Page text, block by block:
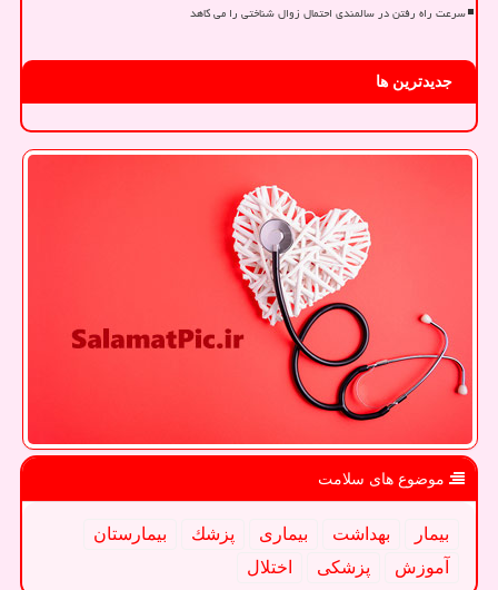
سرعت راه رفتن در سالمندی احتمال زوال شناختی را می کاهد
جدیدترین ها
موضوع های سلامت
بیمار بهداشت بیماری پزشك
بیمارستان
آموزش
پزشكی اختلال